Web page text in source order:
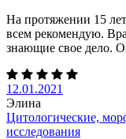
На протяжении 15
всем рекомендую.
знающие свое дело.
12.01.2021
Элина
Цитологические,
исследования